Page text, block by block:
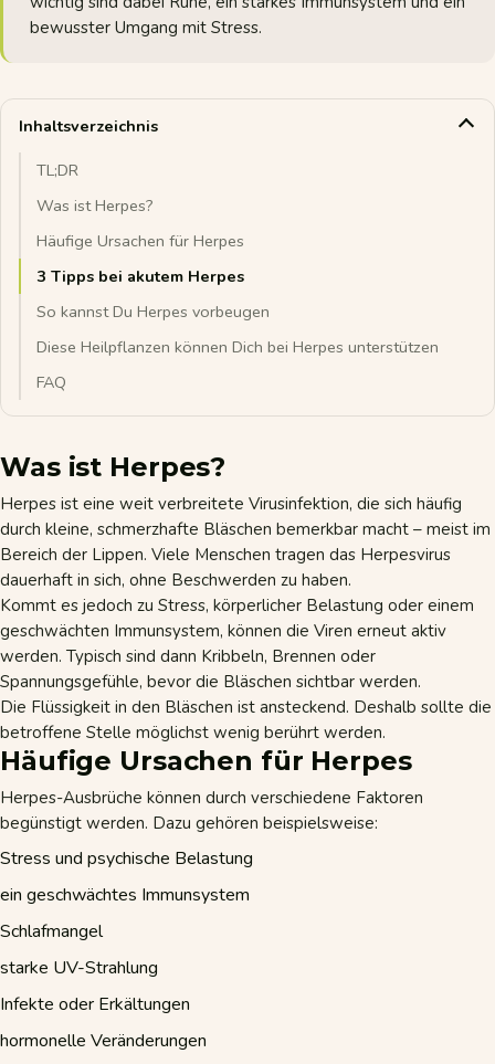
Inhaltsverzeichnis
TL;DR
Was ist Herpes?
Häufige Ursachen für Herpes
3 Tipps bei akutem Herpes
So kannst Du Herpes vorbeugen
Diese Heilpflanzen können Dich bei Herpes unterstützen
FAQ
bewusster Umgang mit Stress.
Was ist Herpes?
Herpes ist eine weit verbreitete Virusinfektion, die sich häufig
durch kleine, schmerzhafte Bläschen bemerkbar macht – meist im
Bereich der Lippen. Viele Menschen tragen das Herpesvirus
dauerhaft in sich, ohne Beschwerden zu haben.
Kommt es jedoch zu Stress, körperlicher Belastung oder einem
geschwächten Immunsystem, können die Viren erneut aktiv
werden. Typisch sind dann Kribbeln, Brennen oder
Spannungsgefühle, bevor die Bläschen sichtbar werden.
Die Flüssigkeit in den Bläschen ist ansteckend. Deshalb sollte die
betroffene Stelle möglichst wenig berührt werden.
Häufige Ursachen für Herpes
Herpes-Ausbrüche können durch verschiedene Faktoren
begünstigt werden. Dazu gehören beispielsweise:
Stress und psychische Belastung
ein geschwächtes Immunsystem
Schlafmangel
starke UV-Strahlung
Infekte oder Erkältungen
hormonelle Veränderungen